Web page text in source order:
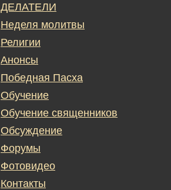
ДЕЛАТЕЛИ
Неделя молитвы
Религии
Анонсы
Победная Пасха
Обучение
Обучение священников
Обсуждение
Форумы
Фотовидео
Контакты